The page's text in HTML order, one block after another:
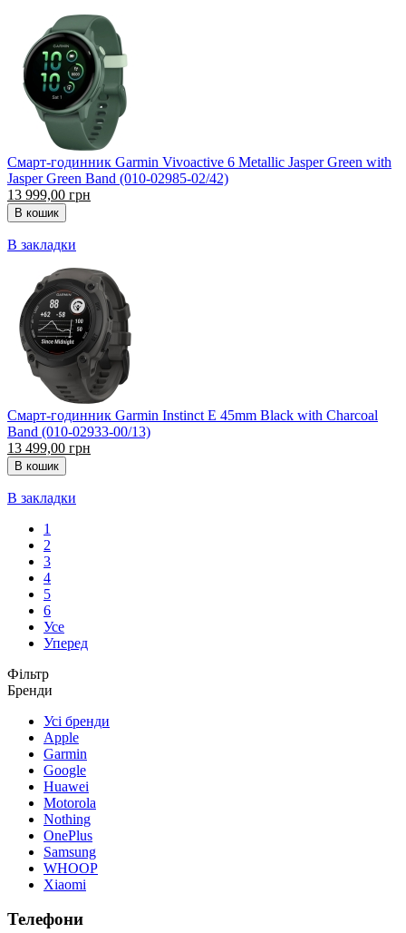
Смарт-годинник Garmin Vivoactive 6 Metallic Jasper Green with
Jasper Green Band (010-02985-02/42)
13 999,00 грн
В закладки
Смарт-годинник Garmin Instinct E 45mm Black with Charcoal
Band (010-02933-00/13)
13 499,00 грн
В закладки
1
2
3
4
5
6
Усе
Уперед
Фільтр
Бренди
Усі бренди
Apple
Garmin
Google
Huawei
Motorola
Nothing
OnePlus
Samsung
WHOOP
Xiaomi
Телефони